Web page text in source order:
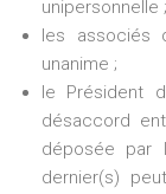
unipersonnelle ;
les associés
unanime ;
le Président
désaccord
déposée par
dernier(s)